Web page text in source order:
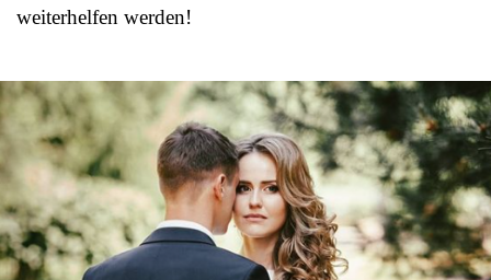
weiterhelfen werden!